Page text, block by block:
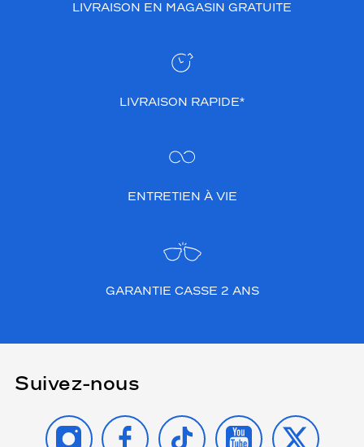
LIVRAISON EN MAGASIN GRATUITE
LIVRAISON RAPIDE*
ENTRETIEN À VIE
GARANTIE CASSE 2 ANS
Suivez-nous
INSTAGRAMFACEBOOK
TIKTOK YOUTUBE
X